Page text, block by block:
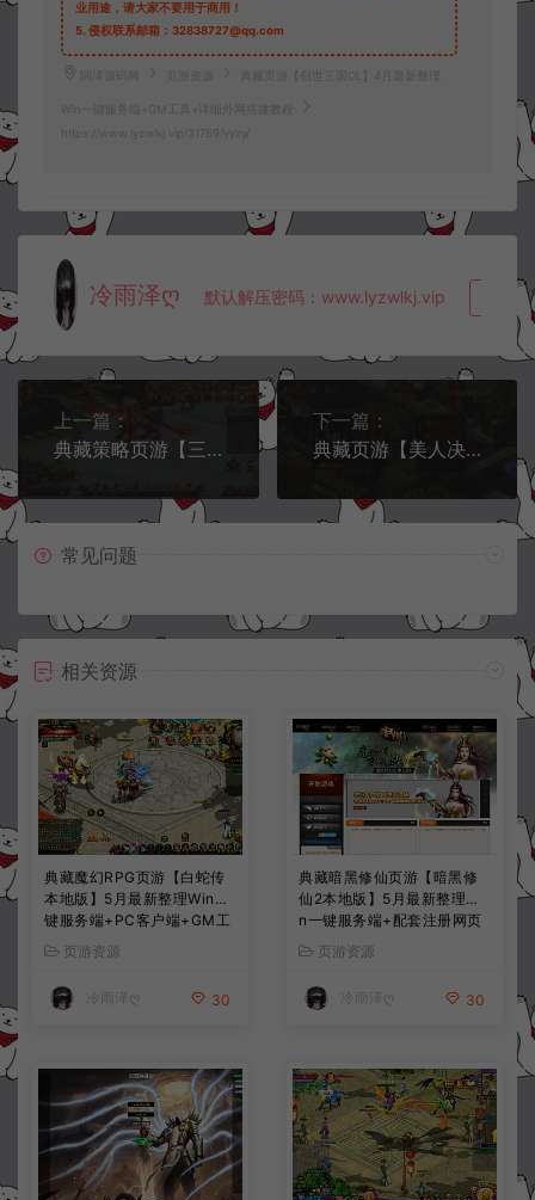
业用途，请大家不要用于商用！
5. 侵权联系邮箱：32838727@qq.com
阿泽源码网 页游资源
Win一键服务端+GM工具+详细外网搭建教程
https://www.lyzwlkj.vip/31759/yyzy/
冷雨泽ღ 默认解压密码：www.lyzwlkj.vip 复
上一篇：
典藏策略页游【三国魂】4月最新整理Win一键服务端+详细外网搭建教程
下一篇：
典藏页游【美人决之王权无双】5月最新整理Win一键服务端+详细外网搭建教程
常见问题
相关资源
典藏魔幻RPG页游【白蛇传
本地版】5月最新整理Win一
键服务端+PC客户端+GM工
具+详细搭建教程
页游资源
冷雨泽ღ 30
典藏暗黑修仙页游【暗黑修
仙2本地版】5月最新整理Wi
n一键服务端+配套注册网页
+GM工具+PC客户端+详细
搭建教程
页游资源
冷雨泽ღ 30